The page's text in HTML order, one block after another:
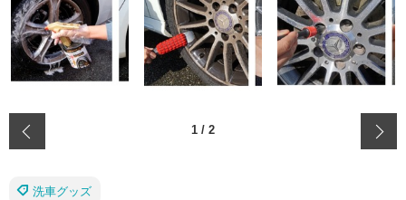
1 / 2
洗車グッズ